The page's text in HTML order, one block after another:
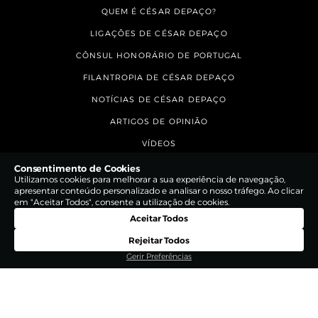
QUEM É CÉSAR DEPAÇO?
LIGAÇÕES DE CÉSAR DEPAÇO
CÔNSUL HONORÁRIO DE PORTUGAL
FILANTROPIA DE CÉSAR DEPAÇO
NOTÍCIAS DE CÉSAR DEPAÇO
ARTIGOS DE OPINIÃO
VÍDEOS
CONTACTOS
Consentimento de Cookies
Utilizamos cookies para melhorar a sua experiência de navegação,
apresentar conteúdo personalizado e analisar o nosso tráfego. Ao clicar
em "Aceitar Todos", consente a utilização de cookies.
Gerir Preferências
Rejeitar Todos
Aceitar Todos